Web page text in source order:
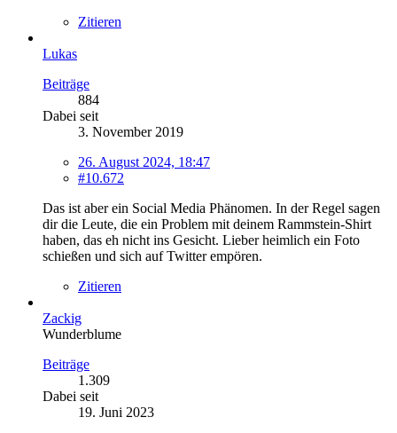
Zitieren
Lukas
Beiträge
884
Dabei seit
3. November 2019
26. August 2024, 18:47
#10.672
Das ist aber ein Social Media Phänomen. In der Regel sagen
dir die Leute, die ein Problem mit deinem Rammstein-Shirt
haben, das eh nicht ins Gesicht. Lieber heimlich ein Foto
schießen und sich auf Twitter empören.
Zitieren
Zackig
Wunderblume
Beiträge
1.309
Dabei seit
19. Juni 2023